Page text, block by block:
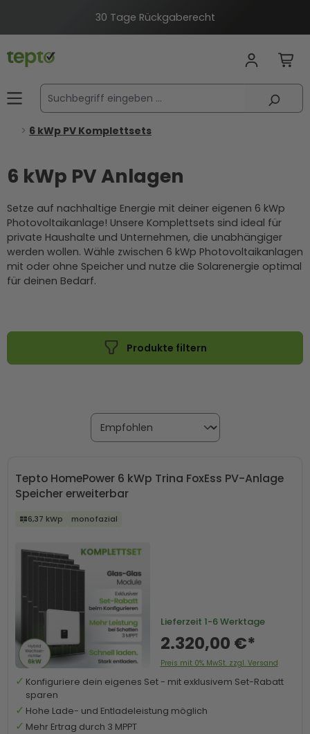
30 Tage Rückgaberecht
6 kWp PV Komplettsets
6 kWp PV Anlagen
Setze auf nachhaltige Energie mit deiner eigenen 6 kWp
Photovoltaikanlage! Unsere Komplettsets sind ideal für
private Haushalte und Unternehmen, die unabhängiger
werden wollen. Wähle zwischen 6 kWp Photovoltaikanlagen
mit oder ohne Speicher und nutze die Solarenergie optimal
für deinen Bedarf.
Produkte filtern
Tepto HomePower 6 kWp Trina FoxEss PV-Anlage
Speicher erweiterbar
6,37 kWp monofazial
Lieferzeit 1-6 Werktage
2.320,00 €*
Preis mit 0% MwSt. zzgl. Versand
Konfiguriere dein eigenes Set - mit exklusivem Set-Rabatt
sparen
Hohe Lade- und Entladeleistung möglich
Mehr Ertrag durch 3 MPPT